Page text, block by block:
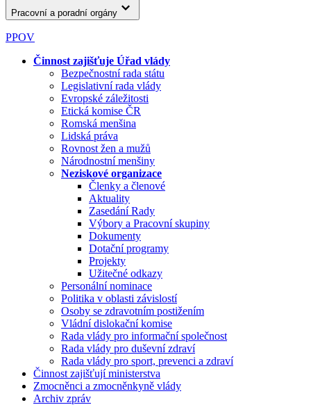
Pracovní a poradní orgány
PPOV
Činnost zajišťuje Úřad vlády
Bezpečnostní rada státu
Legislativní rada vlády
Evropské záležitosti
Etická komise ČR
Romská menšina
Lidská práva
Rovnost žen a mužů
Národnostní menšiny
Neziskové organizace
Členky a členové
Aktuality
Zasedání Rady
Výbory a Pracovní skupiny
Dokumenty
Dotační programy
Projekty
Užitečné odkazy
Personální nominace
Politika v oblasti závislostí
Osoby se zdravotním postižením
Vládní dislokační komise
Rada vlády pro informační společnost
Rada vlády pro duševní zdraví
Rada vlády pro sport, prevenci a zdraví
Činnost zajišťují ministerstva
Zmocněnci a zmocněnkyně vlády
Archiv zpráv